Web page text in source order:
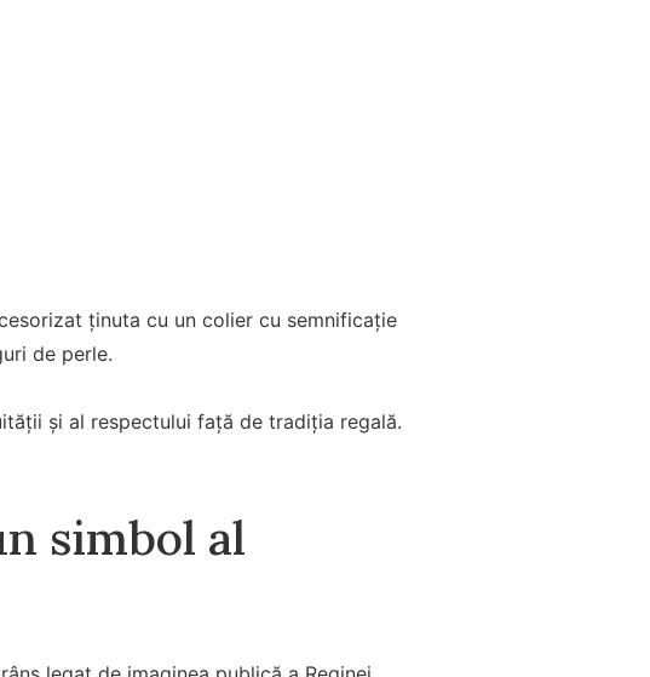
ținuta cu un colier cu semnificație
de perle.
și al respectului față de tradiția regală.
simbol al